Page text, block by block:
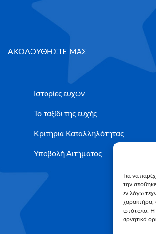
Για να
την
εν λόγω
χαρακτήρα,
ιστότοπο. Η
αρνητικά
ΑΚΟΛΟΥΘΗΣΤΕ ΜΑΣ
Ιστορίες ευχών
Το ταξίδι της ευχής
Κριτήρια Καταλληλότητας
Υποβολή Αιτήματος